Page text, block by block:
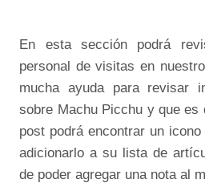
En esta sección podrá
personal de visitas en
mucha ayuda para revisar
sobre Machu Picchu y que
post podrá encontrar un
adicionarlo a su lista de
de poder agregar una nota al